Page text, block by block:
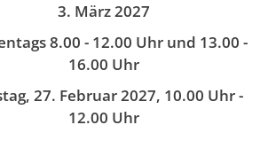
3. März 2027
8.00 - 12.00 Uhr und 13.00 -
16.00 Uhr
27. Februar 2027, 10.00 Uhr -
12.00 Uhr